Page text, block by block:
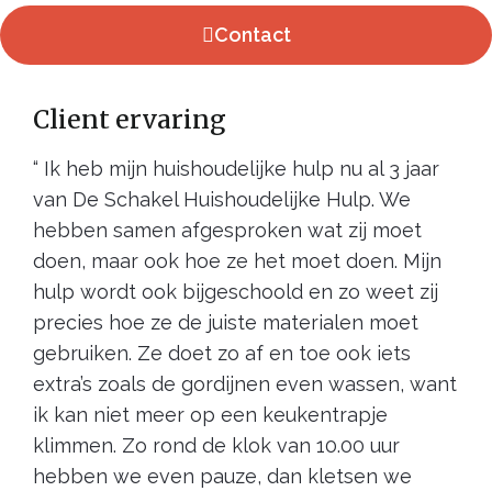
Contact
Client ervaring
“ Ik heb mijn huishoudelijke hulp nu al 3 jaar
van De Schakel Huishoudelijke Hulp. We
hebben samen afgesproken wat zij moet
doen, maar ook hoe ze het moet doen. Mijn
hulp wordt ook bijgeschoold en zo weet zij
precies hoe ze de juiste materialen moet
gebruiken. Ze doet zo af en toe ook iets
extra’s zoals de gordijnen even wassen, want
ik kan niet meer op een keukentrapje
klimmen. Zo rond de klok van 10.00 uur
hebben we even pauze, dan kletsen we